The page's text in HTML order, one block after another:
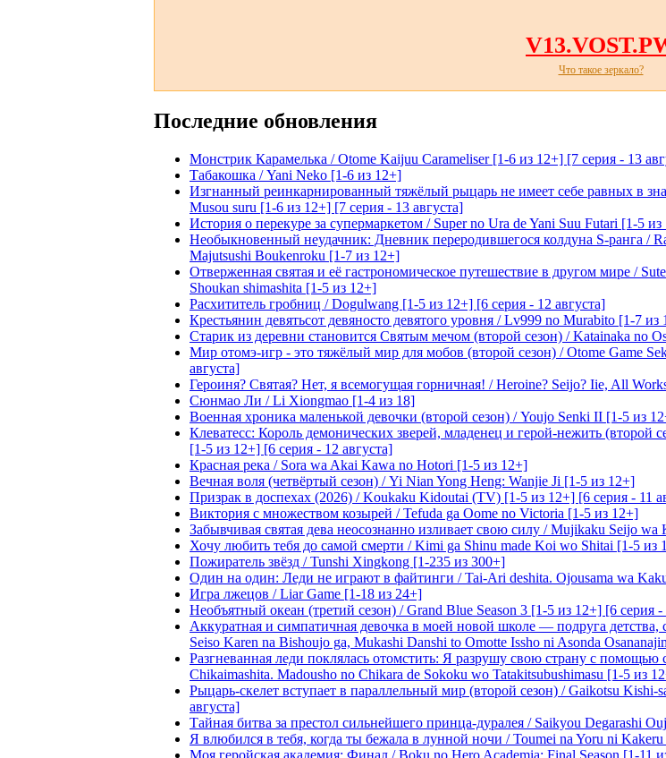
Что такое зеркало?
Последние обновления
Монстрик Карамелька / Otome Kaijuu Carameliser [1-6 из 12+] [7 серия - 13
Табакошка / Yani Neko [1-6 из 12+]
Изгнанный реинкарнированный тяжёлый рыцарь не имеет себе равных в
Musou suru [1-6 из 12+] [7 серия - 13 августа]
История о перекуре за супермаркетом / Super no Ura de Yani Suu Futari [1-5
Необыкновенный неудачник: Дневник переродившегося колдуна S-ранга /
Majutsushi Boukenroku [1-7 из 12+]
Отверженная святая и её гастрономическое путешествие в другом мире /
Shoukan shimashita [1-5 из 12+]
Расхититель гробниц / Dogulwang [1-5 из 12+] [6 серия - 12 августа]
Крестьянин девятьсот девяносто девятого уровня / Lv999 no Murabito [1-7 из
Старик из деревни становится Святым мечом (второй сезон) / Katainaka no
Мир отомэ-игр - это тяжёлый мир для мобов (второй сезон) / Otome Game
августа]
Героиня? Святая? Нет, я всемогущая горничная! / Heroine? Seijo? Iie, All
Сюнмао Ли / Li Xiongmao [1-4 из 18]
Военная хроника маленькой девочки (второй сезон) / Youjo Senki II [1-5 из
Клеватесс: Король демонических зверей, младенец и герой-нежить (второй
[1-5 из 12+] [6 серия - 12 августа]
Красная река / Sora wa Akai Kawa no Hotori [1-5 из 12+]
Вечная воля (четвёртый сезон) / Yi Nian Yong Heng: Wanjie Ji [1-5 из 12+]
Призрак в доспехах (2026) / Koukaku Kidoutai (TV) [1-5 из 12+] [6 серия - 11
Виктория с множеством козырей / Tefuda ga Oome no Victoria [1-5 из 12+]
Забывчивая святая дева неосознанно изливает свою силу / Mujikaku Seijo
Хочу любить тебя до самой смерти / Kimi ga Shinu made Koi wo Shitai [1-5 из
Пожиратель звёзд / Tunshi Xingkong [1-235 из 300+]
Один на один: Леди не играют в файтинги / Tai-Ari deshita. Ojousama wa
Игра лжецов / Liar Game [1-18 из 24+]
Необъятный океан (третий сезон) / Grand Blue Season 3 [1-5 из 12+] [6 серия -
Аккуратная и симпатичная девочка в моей новой школе — подруга детства,
Seiso Karen na Bishoujo ga, Mukashi Danshi to Omotte Issho ni Asonda
Разгневанная леди поклялась отомстить: Я разрушу свою страну с
Chikaimashita. Madousho no Chikara de Sokoku wo Tatakitsubushimasu [1-5 из
Рыцарь-скелет вступает в параллельный мир (второй сезон) / Gaikotsu
августа]
Тайная битва за престол сильнейшего принца-дуралея / Saikyou Degarashi
Я влюбился в тебя, когда ты бежала в лунной ночи / Toumei na Yoru ni
Моя геройская академия: Финал / Boku no Hero Academia: Final Season [1-11